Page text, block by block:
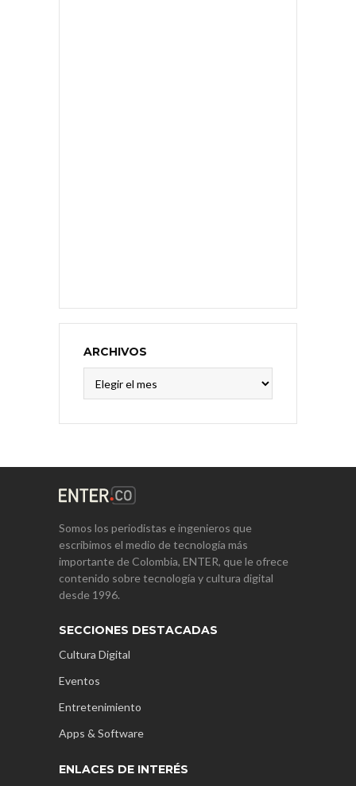
ARCHIVOS
Somos los periodistas e ingenieros que
escribimos el medio de tecnología más
importante de Colombia, ENTER, que le ofrece
contenido sobre tecnología y cultura digital
desde 1996.
SECCIONES DESTACADAS
Cultura Digital
Eventos
Entretenimiento
Apps & Software
ENLACES DE INTERÉS